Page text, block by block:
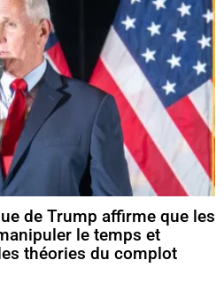
de Trump affirme que les
le temps et
théories du complot